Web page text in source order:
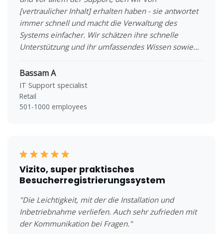
[vertraulicher Inhalt] erhalten haben - sie antwortet
immer schnell und macht die Verwaltung des
Systems einfacher. Wir schätzen ihre schnelle
Unterstützung und ihr umfassendes Wissen sowie
zu uns in den USA."
Bassam A
IT Support specialist
Retail
501-1000 employees
Vizito, super praktisches
Besucherregistrierungssystem
"Die Leichtigkeit, mit der die Installation und
Inbetriebnahme verliefen. Auch sehr zufrieden mit
der Kommunikation bei Fragen."